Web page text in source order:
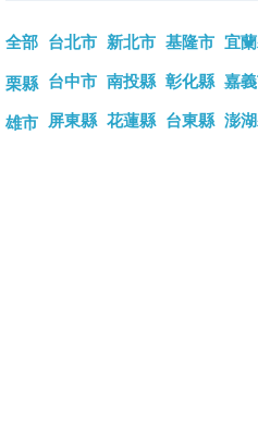
全部 台北市 新北市 基隆市 宜
栗縣 台中市 南投縣 彰化縣 嘉
雄市 屏東縣 花蓮縣 台東縣 澎